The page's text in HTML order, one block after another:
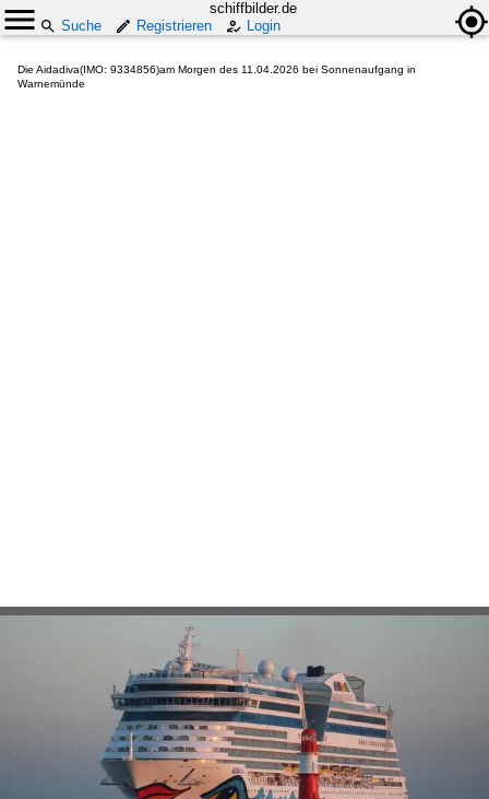
schiffbilder.de
Suche
Registrieren Login
Die Aidadiva(IMO: 9334856)am Morgen des 11.04.2026 bei Sonnenaufgang in
Warnemünde